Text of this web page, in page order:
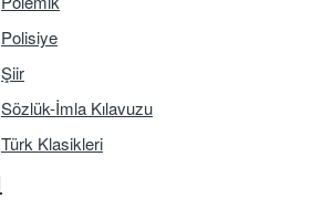
Polisiye
Şiir
Sözlük-İmla Kılavuzu
Türk Klasikleri